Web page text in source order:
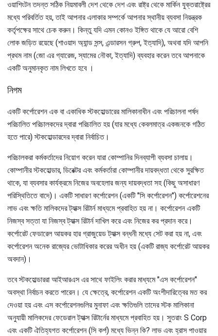
ওয়াশিংটন তদন্ত সঠিক নিয়মাবলী দেশ থেকে দেশ এবং রাষ্ট্র থেকে মার্কিন যুক্তরাষ্ট্রের
মধ্যে পরিবর্তিত হয়, তাই আপনার এলাকার সম্পর্কে আপনার স্থানীয় ব্যবসা নিয়ন্ত্রক
কর্তৃপক্ষের সাথে চেক করুন। কিন্তু যদি এমন কোনও ইঙ্গিত থাকে যে আরো বেশি
লোক জড়িত রয়েছে (শাওয়াদ অ্যান্ড সন্স, এন্ডারসন গ্রুপ, ইত্যাদি), অথবা যদি আপনি
প্রথম নাম (জো এর গ্যারেজ, স্যামের নৌকা, ইত্যাদি) ব্যবহার করেন তবে আপনাকে
একটি অনুমানকৃত নাম লিখতে হবে ।
নিগম
একটি কর্পোরেশন এক বা একাধিক স্টকহোল্ডারের মালিকানাধীন এবং পরিচালনা পর্ষদ
পরিচালিত পরিচালকদের দ্বারা পরিচালিত হয় (যার মধ্যে কেবলমাত্র একজনকে গঠিত
হতে পারে) স্টকহোল্ডারদের দ্বারা নির্বাচিত।
পরিচালকরা কর্মকর্তাদের নিয়োগ করেন যারা কোম্পানির দিনব্যাপী ব্যবসা চালায়।
কোম্পানীর স্টকহোল্ডার, ডিরেক্টর এবং কর্মকর্তারা কোম্পানীর দায়বদ্ধতা থেকে সুরক্ষিত
থাকে, যা ব্যবসার কার্যক্রমে নিজের অবহেলার জন্য দায়বদ্ধতা সহ (কিছু অসাধারণ
পরিস্থিতিতে বাদে)। একটি সাধারণ কর্পোরেশন (একটি "সি কর্পোরেশন") কর্পোরেশনের
লাভ এবং ক্ষতি মালিকদের ট্যাক্স রিটার্ন মাধ্যমে প্রবাহিত হয় না। কর্পোরেশন একটি
নিজস্ব সত্তা যা নিজস্ব ট্যাক্স রিটার্ন দাখিল করে এবং নিজের কর প্রদান করে।
কর্পোরেট ফেডারেল আয়কর হার গ্রাজুয়েড ট্যাক্স বন্ধনী মধ্যে সেট করা হয় না, এবং
কর্পোরেশন অনেক রাজ্যের ভোটাধিকার করের অধীন হয় (একটি রাজ্য কর্পোরেট আয়কর
অবদান)।
তবে স্টকহোল্ডাররা আইআরএস এর সাথে ফাইলিং করার মাধ্যমে "এস কর্পোরেশন"
অবস্থা নির্বাচন করতে পারেন। যে ক্ষেত্রে, কর্পোরেশন একটি অংশীদারিত্বের মত কর
দেওয়া হয় এবং এস কর্পোরেশনগুলির মুনাফা এবং ক্ষতিগুলি তাদের স্টক মালিকানা
অনুযায়ী মালিকদের ফেডেরাল ট্যাক্স রিটার্নের মাধ্যমে প্রবাহিত হয়। সুতরাং S Corp
এবং একটি ঐতিহ্যগত কর্পোরেশন (সি কর্প) মধ্যে ভিন্ন কি? লাভ এবং হ্রাস পাওয়ার